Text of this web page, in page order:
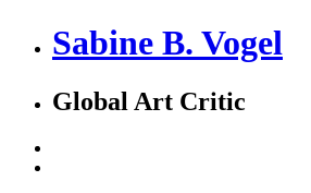
Sabine B. Vogel
Global Art Critic